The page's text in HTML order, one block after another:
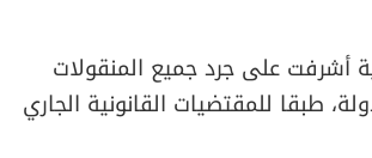
أشرفت على جرد جميع المنقولات
طبقا للمقتضيات القانونية الجاري